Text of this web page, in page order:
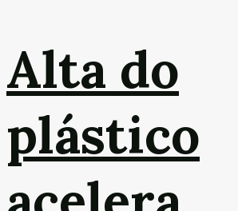
Alta do
plástico